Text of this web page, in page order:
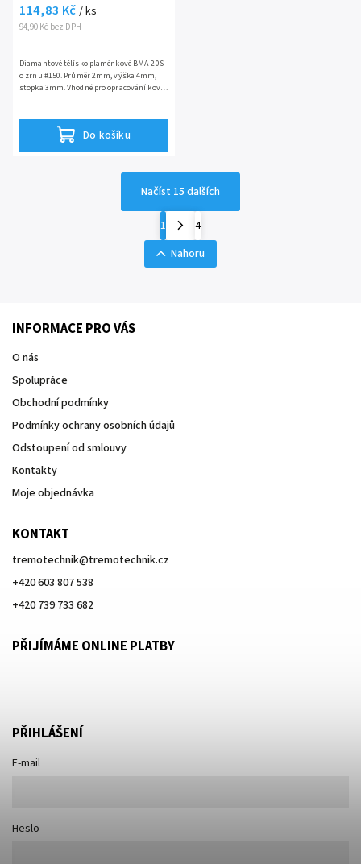
94,90 Kč bez DPH
114,83 Kč / ks
Do košíku
Diamantové tělísko plaménkové BMA-20S
o zrnu #150. Průměr 2mm, výška 4mm,
stopka 3mm. Vhodné pro opracování kovů,
Načíst 15 dalších
1
4
Nahoru
INFORMACE PRO VÁS
O nás
Spolupráce
Obchodní podmínky
Podmínky ochrany osobních údajů
Odstoupení od smlouvy
Kontakty
Moje objednávka
KONTAKT
tremotechnik@tremotechnik.cz
+420 603 807 538
+420 739 733 682
PŘIJÍMÁME ONLINE PLATBY
PŘIHLÁŠENÍ
E-mail
Heslo